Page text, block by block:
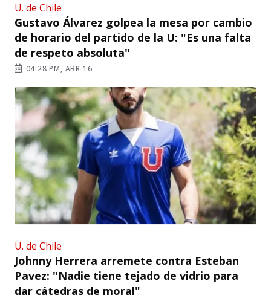
U. de Chile
Gustavo Álvarez golpea la mesa por cambio
de horario del partido de la U: "Es una falta
de respeto absoluta"
04:28 PM, ABR 16
U. de Chile
Johnny Herrera arremete contra Esteban
Pavez: "Nadie tiene tejado de vidrio para
dar cátedras de moral"